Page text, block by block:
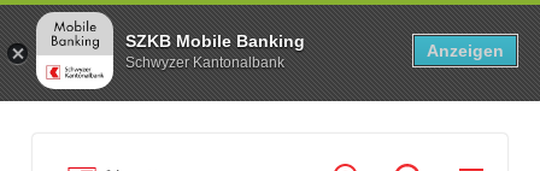
SZKB Mobile Banking
Schwyzer Kantonalbank
Anzeigen